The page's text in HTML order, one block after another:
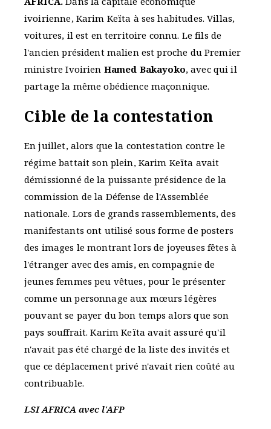
ivoirienne, Karim Keïta à ses habitudes. Villas,
voitures, il est en territoire connu. Le fils de
l'ancien président malien est proche du Premier
ministre Ivoirien Hamed Bakayoko, avec qui il
partage la même obédience maçonnique.
Cible de la contestation
En juillet, alors que la contestation contre le
régime battait son plein, Karim Keïta avait
démissionné de la puissante présidence de la
commission de la Défense de l'Assemblée
nationale. Lors de grands rassemblements, des
manifestants ont utilisé sous forme de posters
des images le montrant lors de joyeuses fêtes à
l'étranger avec des amis, en compagnie de
jeunes femmes peu vêtues, pour le présenter
comme un personnage aux mœurs légères
pouvant se payer du bon temps alors que son
pays souffrait. Karim Keïta avait assuré qu'il
n'avait pas été chargé de la liste des invités et
que ce déplacement privé n'avait rien coûté au
contribuable.
LSI AFRICA avec l'AFP